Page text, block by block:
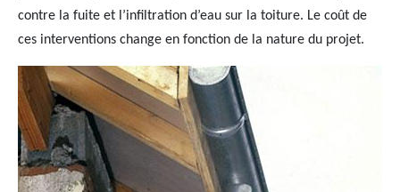
contre la fuite et l’infiltration d’eau sur la toiture. Le coût de
ces interventions change en fonction de la nature du projet.